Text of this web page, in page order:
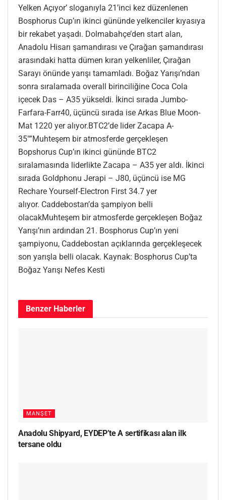
Yelken Açıyor’ sloganıyla 21’inci kez düzenlenen
Bosphorus Cup’ın ikinci gününde yelkenciler kıyasıya
bir rekabet yaşadı. Dolmabahçe’den start alan,
Anadolu Hisarı şamandırası ve Çırağan şamandırası
arasındaki hatta dümen kıran yelkenliler, Çırağan
Sarayı önünde yarışı tamamladı. Boğaz Yarışı’ndan
sonra sıralamada overall birinciliğine Coca Cola
içecek Das – A35 yükseldi. İkinci sırada Jumbo-
Farfara-Farr40, üçüncü sırada ise Arkas Blue Moon-
Mat 1220 yer alıyor.BTC2’de lider Zacapa A-
35″”Muhteşem bir atmosferde gerçekleşen
Bopshorus Cup’ın ikinci gününde BTC2
sıralamasında liderlikte Zacapa – A35 yer aldı. İkinci
sırada Goldphonu Jerapi – J80, üçüncü ise MG
Rechare Yourself-Electron First 34.7 yer
alıyor. Caddebostan’da şampiyon belli
olacakMuhteşem bir atmosferde gerçekleşen Boğaz
Yarışı’nın ardından 21. Bosphorus Cup’ın yeni
şampiyonu, Caddebostan açıklarında gerçekleşecek
son yarışla belli olacak. Kaynak: Bosphorus Cup’ta
Boğaz Yarışı Nefes Kesti
Benzer Haberler
MANŞET
Anadolu Shipyard, EYDEP’te A sertifikası alan ilk
tersane oldu